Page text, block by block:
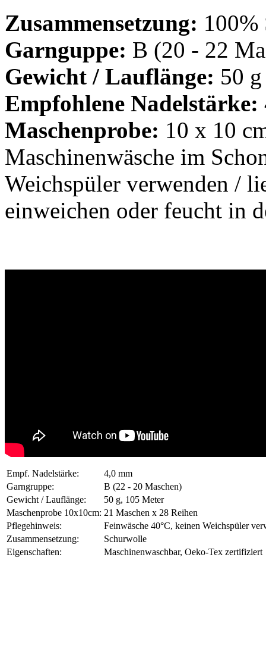
Zusammensetzung: 100%
Garnguppe: B (20 - 22
Gewicht / Lauflänge: 50
Empfohlene Nadelstärke:
Maschenprobe: 10 x 10
Maschinenwäsche im
Weichspüler verwenden /
einweichen oder feucht in
Empf. Nadelstärke:
4,0 mm
Garngruppe:
B (22 - 20 Maschen)
Gewicht / Lauflänge:
50 g, 105 Meter
Maschenprobe 10x10cm: 21 Maschen x 28 Reihen
Pflegehinweis:
Feinwäsche 40°C, keinen Weichspüler
Zusammensetzung:
Schurwolle
Eigenschaften:
Maschinenwaschbar, Oeko-Tex zertifiziert